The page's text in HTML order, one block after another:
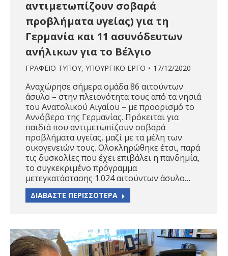
αντιμετωπίζουν σοβαρά
προβλήματα υγείας) για τη
Γερμανία και 11 ασυνόδευτων
ανήλικων για το Βέλγιο
ΓΡΑΦΕΙΟ ΤΥΠΟΥ, ΥΠΟΥΡΓΙΚΟ ΕΡΓΟ 17/12/2020
Αναχώρησε σήμερα ομάδα 86 αιτούντων
άσυλο – στην πλειονότητα τους από τα νησιά
του Ανατολικού Αιγαίου – με προορισμό το
Αννόβερο της Γερμανίας. Πρόκειται για
παιδιά που αντιμετωπίζουν σοβαρά
προβλήματα υγείας, μαζί με τα μέλη των
οικογενειών τους. Ολοκληρώθηκε έτσι, παρά
τις δυσκολίες που έχει επιβάλει η πανδημία,
το συγκεκριμένο πρόγραμμα
μετεγκατάστασης 1.024 αιτούντων άσυλο…
ΔΙΑΒΑΣΤΕ ΠΕΡΙΣΣΟΤΕΡΑ